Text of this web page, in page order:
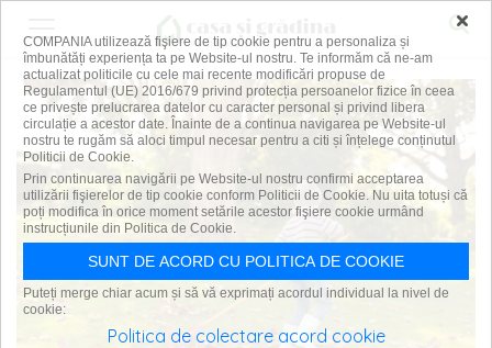
×
COMPANIA utilizează fişiere de tip cookie pentru a personaliza și
îmbunătăți experiența ta pe Website-ul nostru. Te informăm că ne-am
actualizat politicile cu cele mai recente modificări propuse de
Regulamentul (UE) 2016/679 privind protecția persoanelor fizice în ceea
ce privește prelucrarea datelor cu caracter personal și privind libera
circulație a acestor date. Înainte de a continua navigarea pe Website-ul
nostru te rugăm să aloci timpul necesar pentru a citi și înțelege conținutul
Politicii de Cookie.
Prin continuarea navigării pe Website-ul nostru confirmi acceptarea
utilizării fişierelor de tip cookie conform Politicii de Cookie. Nu uita totuși că
poți modifica în orice moment setările acestor fişiere cookie urmând
instrucțiunile din Politica de Cookie.
SUNT DE ACORD CU POLITICA DE COOKIE
Puteți merge chiar acum și să vă exprimați acordul individual la nivel de
cookie:
Politica de colectare acord cookie